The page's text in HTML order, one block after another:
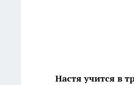
Настя учится в